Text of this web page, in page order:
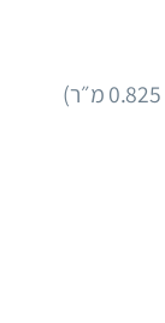
0.825מ״ר)